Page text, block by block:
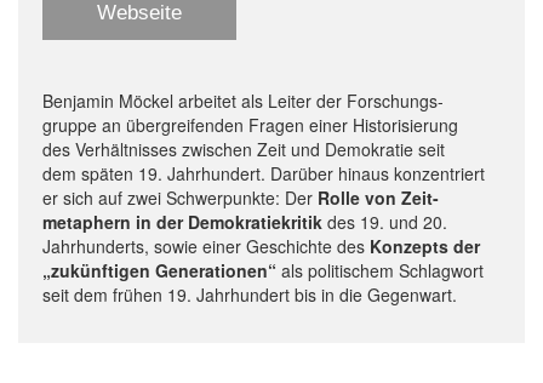
Webseite
Benjamin Möckel arbeitet als Leiter der Forschungs-
gruppe an übergreifenden Fragen einer Historisierung
des Verhältnisses zwischen Zeit und Demokratie seit
dem späten 19. Jahrhundert. Darüber hinaus konzentriert
er sich auf zwei Schwerpunkte: Der Rolle von Zeit-
metaphern in der Demokratiekritik des 19. und 20.
Jahrhunderts, sowie einer Geschichte des Konzepts der
„zukünftigen Generationen“ als politischem Schlagwort
seit dem frühen 19. Jahrhundert bis in die Gegenwart.